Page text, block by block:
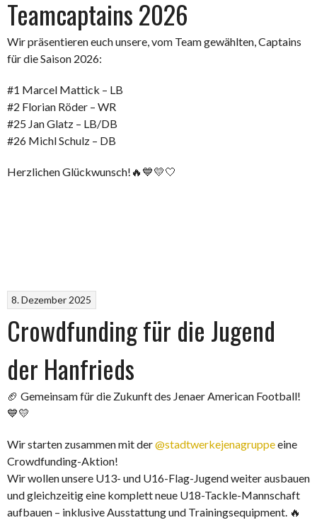
Teamcaptains 2026
Wir präsentieren euch unsere, vom Team gewählten, Captains
für die Saison 2026:
#1 Marcel Mattick – LB
#2 Florian Röder – WR
#25 Jan Glatz – LB/DB
#26 Michl Schulz – DB
Herzlichen Glückwunsch!🔥💙💛🤍
8. Dezember 2025
Crowdfunding für die Jugend
der Hanfrieds
🏈 Gemeinsam für die Zukunft des Jenaer American Football!
💙💛
Wir starten zusammen mit der@stadtwerkejenagruppeeine
Crowdfunding-Aktion!
Wir wollen unsere U13- und U16-Flag-Jugend weiter ausbauen
und gleichzeitig eine komplett neue U18-Tackle-Mannschaft
aufbauen – inklusive Ausstattung und Trainingsequipment. 🔥